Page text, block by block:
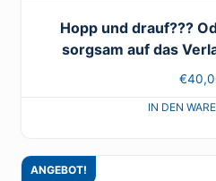
Hopp und drauf???
sorgsam auf das
€
ANGEBOT!